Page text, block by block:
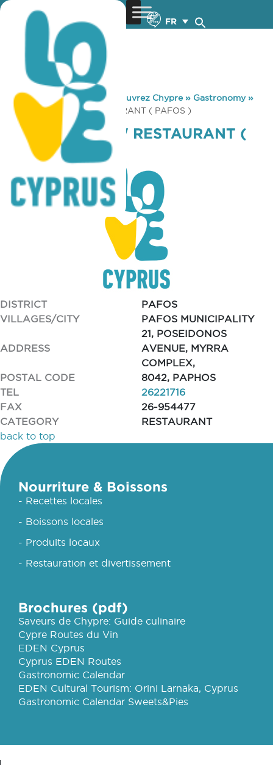
FR
You are here: Home »Découvrez Chypre» Gastronomy»
CAPTAIN’S VIEW RESTAURANT ( PAFOS )
CAPTAIN’S VIEW RESTAURANT (
PAFOS )
DISTRICT
PAFOS
VILLAGES/CITY
PAFOS MUNICIPALITY
ADDRESS
21, POSEIDONOS
AVENUE, MYRRA
COMPLEX,
POSTAL CODE
8042, PAPHOS
TEL
26221716
FAX
26-954477
CATEGORY
RESTAURANT
back to top
Nourriture & Boissons
- Recettes locales
- Boissons locales
- Produits locaux
- Restauration et divertissement
Brochures (pdf)
Saveurs de Chypre: Guide culinaire
Cypre Routes du Vin
EDEN Cyprus
Cyprus EDEN Routes
Gastronomic Calendar
EDEN Cultural Tourism: Orini Larnaka, Cyprus
Gastronomic Calendar Sweets&Pies